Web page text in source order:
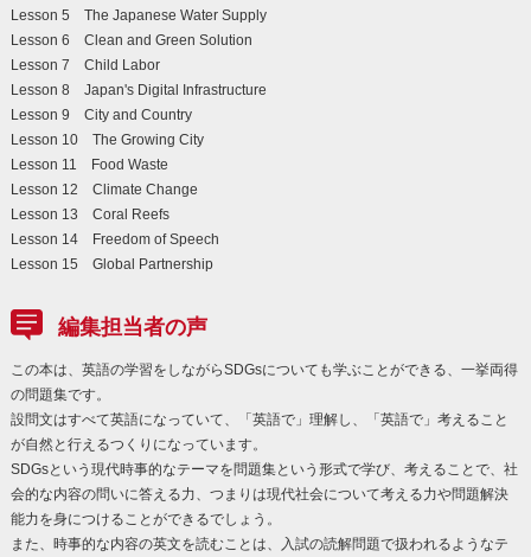
Lesson 5 The Japanese Water Supply
Lesson 6 Clean and Green Solution
Lesson 7 Child Labor
Lesson 8 Japan's Digital Infrastructure
Lesson 9 City and Country
Lesson 10 The Growing City
Lesson 11 Food Waste
Lesson 12 Climate Change
Lesson 13 Coral Reefs
Lesson 14 Freedom of Speech
Lesson 15 Global Partnership
編集担当者の声
この本は、英語の学習をしながらSDGsについても学ぶことができる、一挙両得
の問題集です。
設問文はすべて英語になっていて、「英語で」理解し、「英語で」考えること
が自然と行えるつくりになっています。
SDGsという現代時事的なテーマを問題集という形式で学び、考えることで、社
会的な内容の問いに答える力、つまりは現代社会について考える力や問題解決
能力を身につけることができるでしょう。
また、時事的な内容の英文を読むことは、入試の読解問題で扱われるようなテ